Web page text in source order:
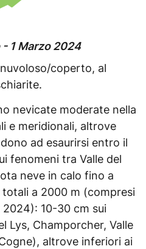
1 Marzo 2024
coperto, al
nevicate moderate nella
e meridionali, altrove
ad esaurirsi entro il
fenomeni tra Valle del
neve in calo fino a
a 2000 m (compresi
10-30 cm sui
Lys, Champorcher, Valle
altrove inferiori ai